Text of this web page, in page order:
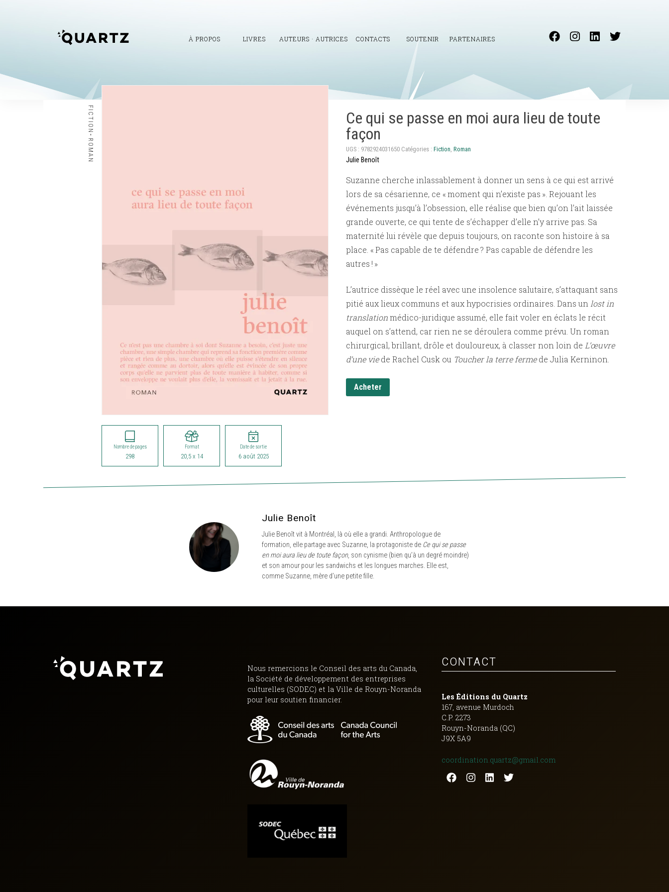
À PROPOS LIVRES AUTEURS · AUTRICES CONTACTS SOUTENIR PARTENAIRES
FICTION
-
ROMAN
Nombre de pages
298
Format
20,5 x 14
Date de sortie
6 août 2025
Ce qui se passe en moi aura lieu de toute
façon
UGS : 9782924031650 Catégories :Fiction,Roman
Julie Benoît
Suzanne cherche inlassablement à donner un sens à ce qui est arrivé
lors de sa césarienne, ce « moment qui n’existe pas ». Rejouant les
événements jusqu’à l’obsession, elle réalise que bien qu’on l’ait laissée
grande ouverte, ce qui tente de s’échapper d’elle n’y arrive pas. Sa
maternité lui révèle que depuis toujours, on raconte son histoire à sa
place. « Pas capable de te défendre ? Pas capable de défendre les
autres ! »
L’autrice dissèque le réel avec une insolence salutaire, s’attaquant sans
pitié aux lieux communs et aux hypocrisies ordinaires. Dans un lost in
translationmédico-juridique assumé, elle fait voler en éclats le récit
auquel on s’attend, car rien ne se déroulera comme prévu. Un roman
chirurgical, brillant, drôle et douloureux, à classer non loin de L’œuvre
d’une viede Rachel Cusk ou Toucher la terre fermede Julia Kerninon.
Acheter
Julie Benoît
Julie Benoît vit à Montréal, là où elle a grandi. Anthropologue de
formation, elle partage avec Suzanne, la protagoniste de Ce qui se passe
en moi aura lieu de toute façon, son cynisme (bien qu’à un degré moindre)
et son amour pour les sandwichs et les longues marches. Elle est,
comme Suzanne, mère d’une petite fille.
Nous remercions le Conseil des arts du Canada,
la Société de développement des entreprises
culturelles (SODEC) et la Ville de Rouyn-Noranda
pour leur soutien financier.
CONTACT
Les Éditions du Quartz
167, avenue Murdoch
C.P. 2273
Rouyn-Noranda (QC)
J9X 5A9
coordination.quartz@gmail.com